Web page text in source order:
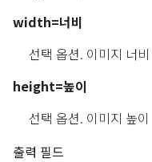
width=너비
선택 옵션. 이미지 너
height=높이
선택 옵션. 이미지 높
출력 필드